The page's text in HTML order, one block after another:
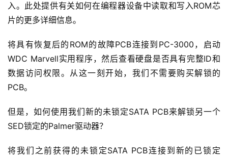
入。此处提供有关如何在编程器设备中读取和写入ROM芯
片的更多详细信息。
将具有恢复后的ROM的故障PCB连接到PC-3000，启动
WDC Marvell实用程序，然后查看硬盘是否具有完整ID和
数据访问权限。从这一刻开始，我们不需要购买解锁的
PCB。
但是，如何使用我们新的未锁定SATA PCB来解锁另一个
SED锁定的Palmer驱动器？
将我们之前获得的未锁定SATA PCB连接到新的已锁定